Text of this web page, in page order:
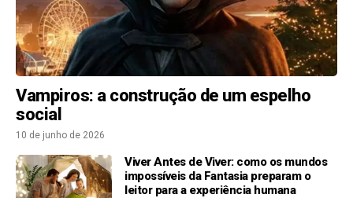
Vampiros: a construção de um espelho
social
10 de junho de 2026
Viver Antes de Viver: como os mundos
impossíveis da Fantasia preparam o
leitor para a experiência humana